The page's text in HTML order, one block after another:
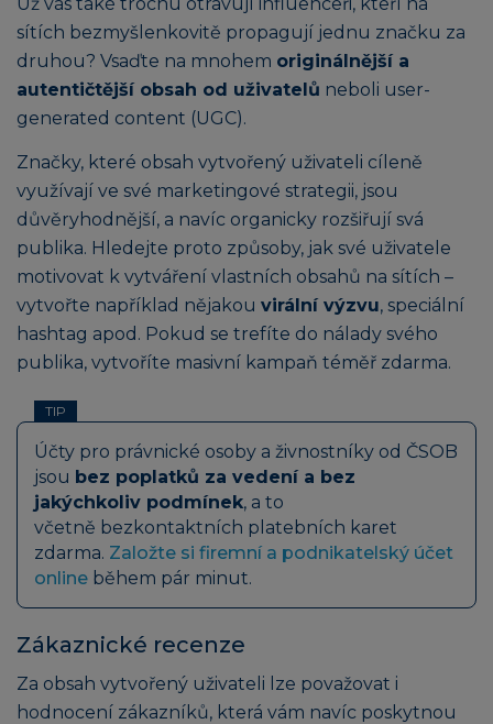
Už vás také trochu otravují influenceři, kteří na
sítích bezmyšlenkovitě propagují jednu značku za
druhou? Vsaďte na mnohem originálnější a
autentičtější obsah od uživatelů neboli user-
generated content (UGC).
Značky, které obsah vytvořený uživateli cíleně
využívají ve své marketingové strategii, jsou
důvěryhodnější, a navíc organicky rozšiřují svá
publika. Hledejte proto způsoby, jak své uživatele
motivovat k vytváření vlastních obsahů na sítích –
vytvořte například nějakou virální výzvu, speciální
hashtag apod. Pokud se trefíte do nálady svého
publika, vytvoříte masivní kampaň téměř zdarma.
TIP
Účty pro právnické osoby a živnostníky od ČSOB
jsou bez poplatků za vedení a bez
jakýchkoliv podmínek, a to
včetně bezkontaktních platebních karet
zdarma. Založte si firemní a podnikatelský účet
online během pár minut.
Zákaznické recenze
Za obsah vytvořený uživateli lze považovat i
hodnocení zákazníků, která vám navíc poskytnou